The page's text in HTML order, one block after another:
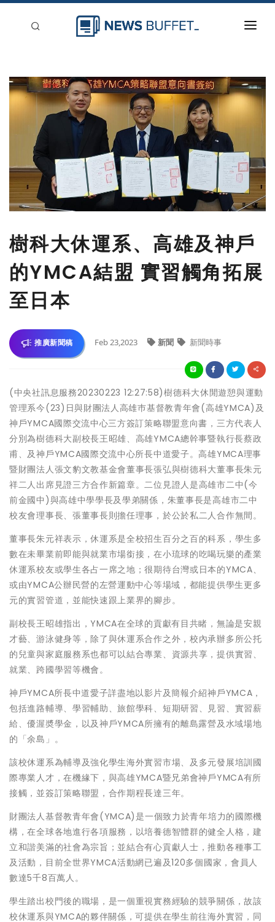
新聞稿分類
登入
刊登
樹科大休運系、高雄及神戶
的YMCA結盟 實習觸角拓展
至日本
推廣新聞稿 Feb 23,2023 新聞 新聞時事
(中央社訊息服務20230223 12:27:58)樹德科大休閒遊憩與運動
管理系今(23)日與財團法人高雄巿基督教青年會(高雄YMCA)及
神戶YMCA國際交流中心三方簽訂策略聯盟意向書，三方代表人
分別為樹德科大副校長王昭雄、高雄YMCA總幹事暨執行長蔡政
甫、及神戶YMCA國際交流中心所長中道愛子。高雄YMCA理事
暨財團法人張文豹文教基金會董事長張弘與樹德科大董事長朱元
祥二人出席見證三方合作新篇章。二位見證人是高雄市二中(今
前金國中)與高雄中學學長及學弟關係，朱董事長是高雄市二中
校友會理事長、張董事長則擔任理事，於公於私二人合作無間。
董事長朱元祥表示，休運系是全校招生百分之百的科系，學生多
數在未畢業前即能與就業市場銜接，在小琉球的吃喝玩樂的產業
休運系校友或學生各占一席之地；很期待台灣或日本的YMCA、
或由YMCA公辦民營的左營運動中心等場域，都能提供學生更多
元的實習管道，並能快速跟上業界的腳步。
副校長王昭雄指出，YMCA在全球的貢獻有目共睹，無論是安親
才藝、游泳健身等，除了與休運系合作之外，校內承辦多所公托
的兒童與家庭服務系也都可以結合專業、資源共享，提供實習、
就業、跨國學習等機會。
神戶YMCA所長中道愛子詳盡地以影片及簡報介紹神戶YMCA，
包括進路輔導、學習輔助、旅館學科、短期研習、見習、實習薪
給、優渥奬學金，以及神戶YMCA所擁有的離島露營及水域場地
的「余島」。
該校休運系為輔導及強化學生海外實習市場、及多元發展培訓國
際專業人才，在機緣下，與高雄YMCA暨兄弟會神戶YMCA有所
接觸，並簽訂策略聯盟，合作期程長達三年。
財團法人基督教青年會(YMCA)是一個致力於青年培力的國際機
構，在全球各地進行各項服務，以培養德智體群的健全人格，建
立和諧美滿的社會為宗旨；並結合有心貢獻人士，推動各種事工
及活動，目前全世界YMCA活動網已遍及120多個國家，會員人
數達5千8百萬人。
學生踏出校門後的職場，是一個重視實務經驗的競爭關係，故該
校休運系與YMCA的夥伴關係，可提供在學生前往海外實習，同